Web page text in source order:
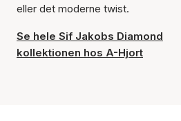
eller det moderne twist.
Se hele Sif Jakobs Diamond
kollektionen hos A-Hjort